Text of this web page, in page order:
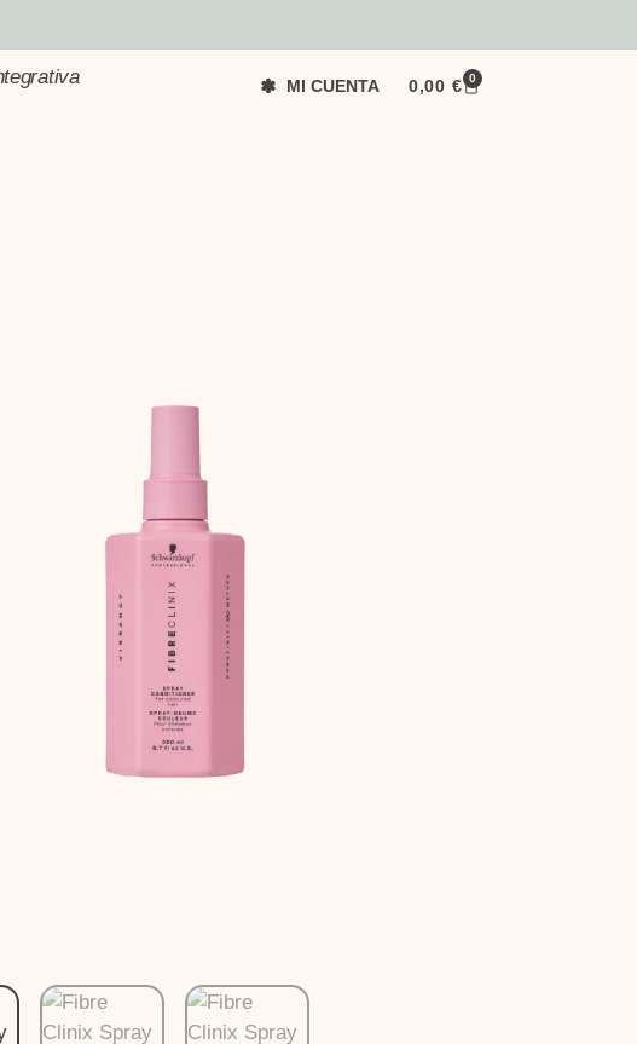
MI CUENTA 0,00€ 0